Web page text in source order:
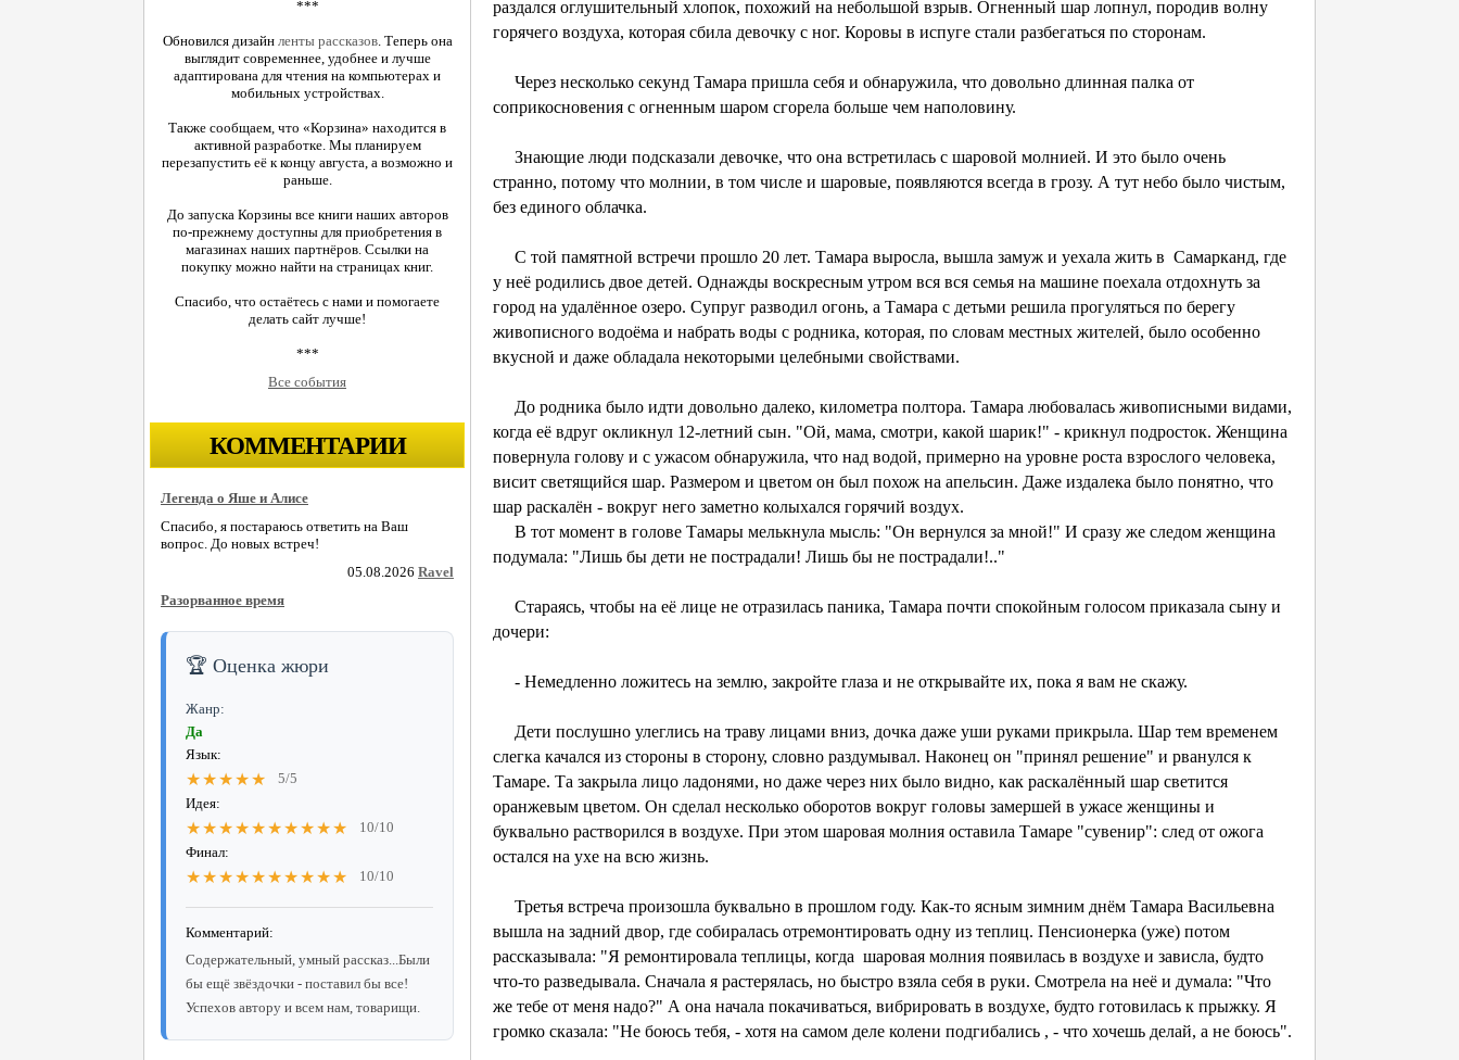
***
Обновился дизайн ленты рассказов. Теперь она
выглядит современнее, удобнее и лучше
адаптирована для чтения на компьютерах и
мобильных устройствах.
Также сообщаем, что «Корзина» находится в
активной разработке. Мы планируем
перезапустить её к концу августа, а возможно и
раньше.
До запуска Корзины все книги наших авторов
по-прежнему доступны для приобретения в
магазинах наших партнёров. Ссылки на
покупку можно найти на страницах книг.
Спасибо, что остаётесь с нами и помогаете
делать сайт лучше!
***
Все события
КОММЕНТАРИИ
Легенда о Яше и Алисе
Спасибо, я постараюсь ответить на Ваш
вопрос. До новых встреч!
05.08.2026 Ravel
Разорванное время
🏆 Оценка жюри
Жанр:
Да
Язык:
★★★★★
5/5
Идея:
★★★★★★★★★★
10/10
Финал:
★★★★★★★★★★ 10/10
Комментарий:
Содержательный, умный рассказ...Были
бы ещё звёздочки - поставил бы все!
Успехов автору и всем нам, товарищи.
раздался оглушительный хлопок, похожий на небольшой взрыв. Огненный шар лопнул, породив волну
горячего воздуха, которая сбила девочку с ног. Коровы в испуге стали разбегаться по сторонам.
Через несколько секунд Тамара пришла себя и обнаружила, что довольно длинная палка от
соприкосновения с огненным шаром сгорела больше чем наполовину.
Знающие люди подсказали девочке, что она встретилась с шаровой молнией. И это было очень
странно, потому что молнии, в том числе и шаровые, появляются всегда в грозу. А тут небо было чистым,
без единого облачка.
С той памятной встречи прошло 20 лет. Тамара выросла, вышла замуж и уехала жить в Самарканд, где
у неё родились двое детей. Однажды воскресным утром вся вся семья на машине поехала отдохнуть за
город на удалённое озеро. Супруг разводил огонь, а Тамара с детьми решила прогуляться по берегу
живописного водоёма и набрать воды с родника, которая, по словам местных жителей, было особенно
вкусной и даже обладала некоторыми целебными свойствами.
До родника было идти довольно далеко, километра полтора. Тамара любовалась живописными видами,
когда её вдруг окликнул 12-летний сын. "Ой, мама, смотри, какой шарик!" - крикнул подросток. Женщина
повернула голову и с ужасом обнаружила, что над водой, примерно на уровне роста взрослого человека,
висит светящийся шар. Размером и цветом он был похож на апельсин. Даже издалека было понятно, что
шар раскалён - вокруг него заметно колыхался горячий воздух.
В тот момент в голове Тамары мелькнула мысль: "Он вернулся за мной!" И сразу же следом женщина
подумала: "Лишь бы дети не пострадали! Лишь бы не пострадали!.."
Стараясь, чтобы на её лице не отразилась паника, Тамара почти спокойным голосом приказала сыну и
дочери:
- Немедленно ложитесь на землю, закройте глаза и не открывайте их, пока я вам не скажу.
Дети послушно улеглись на траву лицами вниз, дочка даже уши руками прикрыла. Шар тем временем
слегка качался из стороны в сторону, словно раздумывал. Наконец он "принял решение" и рванулся к
Тамаре. Та закрыла лицо ладонями, но даже через них было видно, как раскалённый шар светится
оранжевым цветом. Он сделал несколько оборотов вокруг головы замершей в ужасе женщины и
буквально растворился в воздухе. При этом шаровая молния оставила Тамаре "сувенир": след от ожога
остался на ухе на всю жизнь.
Третья встреча произошла буквально в прошлом году. Как-то ясным зимним днём Тамара Васильевна
вышла на задний двор, где собиралась отремонтировать одну из теплиц. Пенсионерка (уже) потом
рассказывала: "Я ремонтировала теплицы, когда шаровая молния появилась в воздухе и зависла, будто
что-то разведывала. Сначала я растерялась, но быстро взяла себя в руки. Смотрела на неё и думала: "Что
же тебе от меня надо?" А она начала покачиваться, вибрировать в воздухе, будто готовилась к прыжку. Я
громко сказала: "Не боюсь тебя, - хотя на самом деле колени подгибались , - что хочешь делай, а не боюсь".